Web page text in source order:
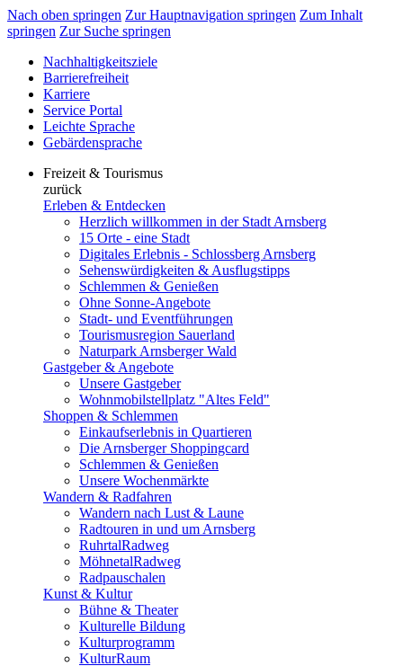
Nach oben springen Zur Hauptnavigation springen Zum Inhalt
springen Zur Suche springen
Nachhaltigkeitsziele
Barrierefreiheit
Karriere
Service Portal
Leichte Sprache
Gebärdensprache
Freizeit & Tourismus
zurück
Erleben & Entdecken
Herzlich willkommen in der Stadt Arnsberg
15 Orte - eine Stadt
Digitales Erlebnis - Schlossberg Arnsberg
Sehenswürdigkeiten & Ausflugstipps
Schlemmen & Genießen
Ohne Sonne-Angebote
Stadt- und Eventführungen
Tourismusregion Sauerland
Naturpark Arnsberger Wald
Gastgeber & Angebote
Unsere Gastgeber
Wohnmobilstellplatz "Altes Feld"
Shoppen & Schlemmen
Einkaufserlebnis in Quartieren
Die Arnsberger Shoppingcard
Schlemmen & Genießen
Unsere Wochenmärkte
Wandern & Radfahren
Wandern nach Lust & Laune
Radtouren in und um Arnsberg
RuhrtalRadweg
MöhnetalRadweg
Radpauschalen
Kunst & Kultur
Bühne & Theater
Kulturelle Bildung
Kulturprogramm
KulturRaum